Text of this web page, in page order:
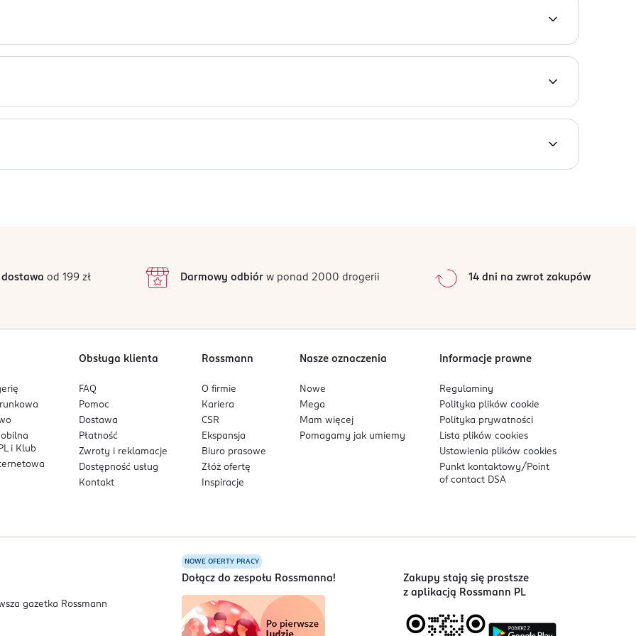
zapachowi intrygującej elegancji. Zapach idealnie sprawdzi się dla panów, którzy chcą podkreślić swoją
Citronellol, Geraniol, Citral.
skórę i w okolicach oczu.
dostawa od 199 zł Darmowy odbiórw ponad 2000 drogerii 14 dni na zwrot zakupów
i Klub
Obsługa klienta
FAQ
Pomoc
Dostawa
Płatność
Zwroty i reklamacje
Dostępność usług
Kontakt
Rossmann
O firmie
Kariera
CSR
Ekspansja
Biuro prasowe
Złóż ofertę
Inspiracje
Nasze oznaczenia
Nowe
Mega
Mam więcej
Pomagamy jak umiemy
Informacje prawne
Regulaminy
Polityka plikówcookie
Polityka prywatności
Lista plikówcookies
Ustawienia plikówcookies
Punkt kontaktowy/ Point
of contact DSA
NOWE OFERTY PRACY
Dołącz do zespołu Rossmanna!
Zakupy stają się prostsze
z aplikacją Rossmann PL